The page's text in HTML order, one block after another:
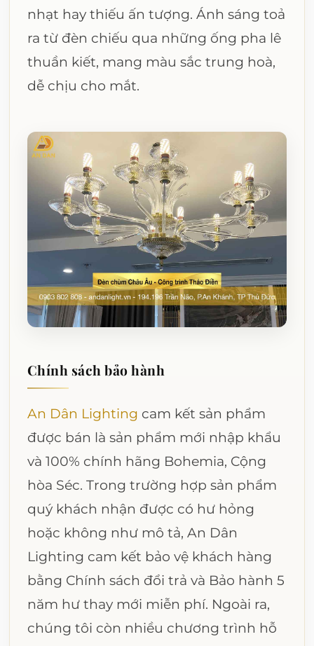
nhạt hay thiếu ấn tượng. Ánh sáng toả
ra từ đèn chiếu qua những ống pha lê
thuần kiết, mang màu sắc trung hoà,
dễ chịu cho mắt.
Chính sách bảo hành
An Dân Lighting cam kết sản phẩm
được bán là sản phẩm mới nhập khẩu
và 100% chính hãng Bohemia, Cộng
hòa Séc. Trong trường hợp sản phẩm
quý khách nhận được có hư hỏng
hoặc không như mô tả, An Dân
Lighting cam kết bảo vệ khách hàng
bằng Chính sách đổi trả và Bảo hành 5
năm hư thay mới miễn phí. Ngoài ra,
chúng tôi còn nhiều chương trình hỗ